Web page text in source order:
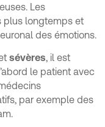
Les
plus longtemps et
des émotions.
sévères, il est
le patient avec
par exemple des